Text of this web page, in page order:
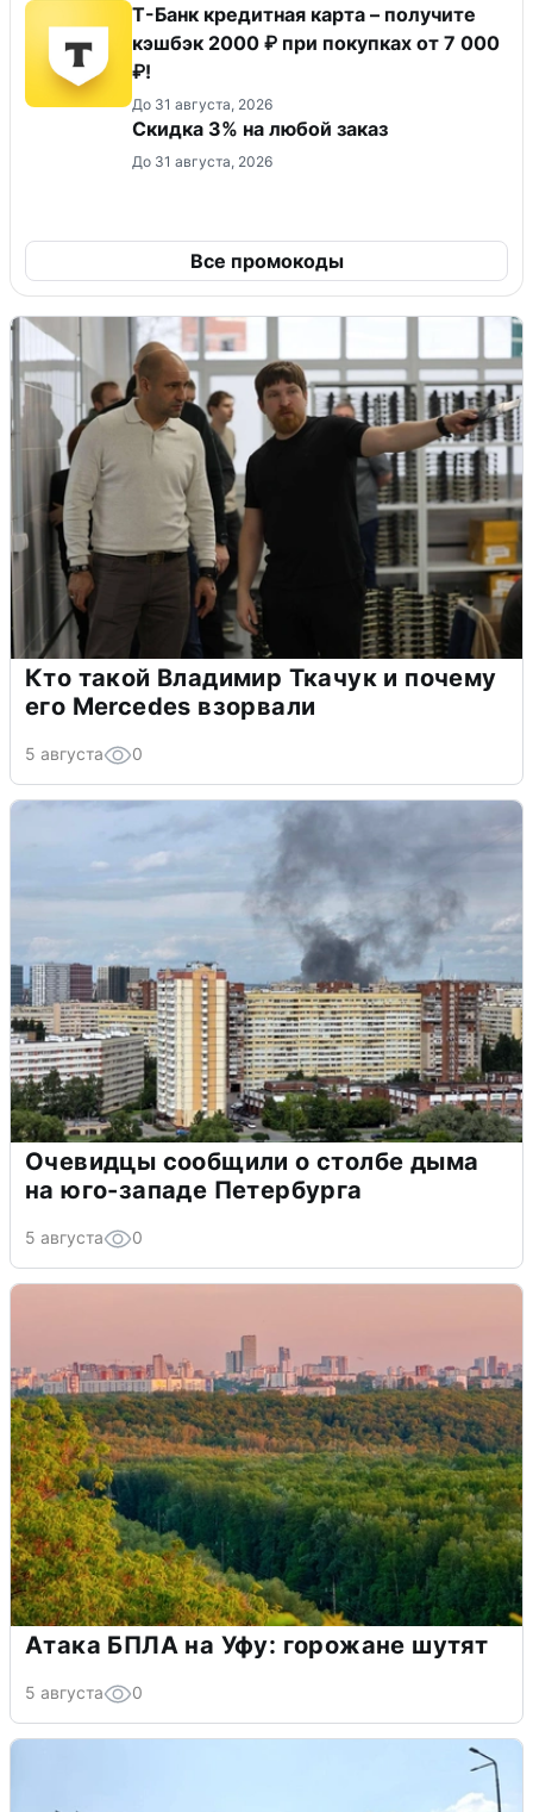
Т-Банк кредитная карта – получите
кэшбэк 2000 ₽ при покупках от 7 000
₽!
До 31 августа, 2026
Скидка 3% на любой заказ
До 31 августа, 2026
Все промокоды
Кто такой Владимир Ткачук и почему
его Mercedes взорвали
5 августа 0
Очевидцы сообщили о столбе дыма
на юго-западе Петербурга
5 августа 0
Атака БПЛА на Уфу: горожане шутят
5 августа 0